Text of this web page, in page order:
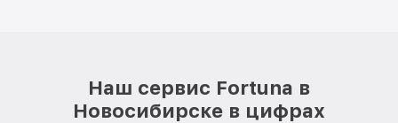
Наш сервис Fortuna в
Новосибирске в цифрах